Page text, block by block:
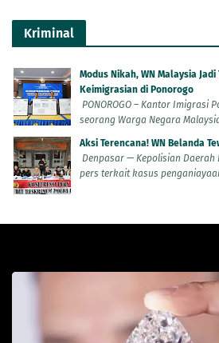
Kriminal
Modus Nikah, WN Malaysia
Keimigrasian di Ponorogo
PONOROGO – Kantor Imigrasi
seorang Warga Negara
Aksi Terencana! WN Belanda
Denpasar — Kepolisian
pers terkait kasus